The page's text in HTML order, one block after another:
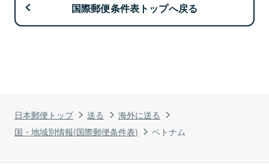
日本郵便トップ 送る
海外に送る
国・地域別情報(国際郵便条件表)
ベトナム
国際郵便条件表トップへ戻る